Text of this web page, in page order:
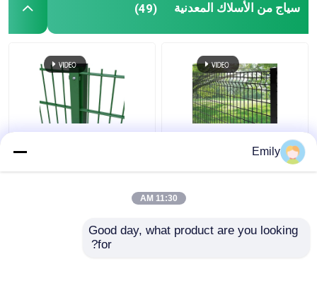
سياج من الأسلاك المعدنية (49)
أمان معدني سياج من
سياج سلك مزدوج بعرض
Emily
11:30 AM
Good day, what product are you looking
for?